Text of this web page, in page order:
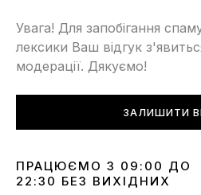
Увага! Для запобігання
лексики Ваш відгук
модерації. Дякуємо!
ЗАЛИШИТИ
ПРАЦЮЄМО З 09:00 ДО
22:30 БЕЗ ВИХІДНИХ